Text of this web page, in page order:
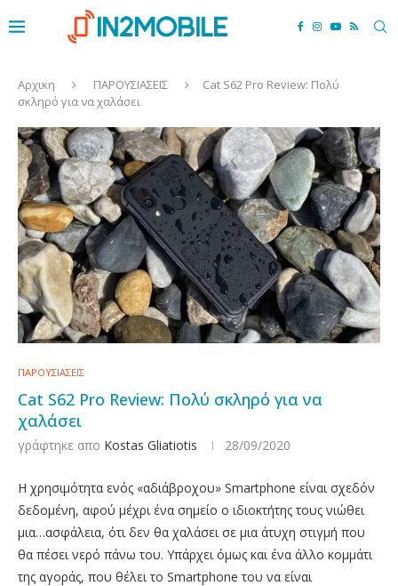
Αρχικη ΠΑΡΟΥΣΙΑΣΕΙΣ
Cat S62 Pro Review: Πολύ
σκληρό για να χαλάσει
ΠΑΡΟΥΣΙΑΣΕΙΣ
Cat S62 Pro Review: Πολύ σκληρό για να
χαλάσει
γράφτηκε απο Kostas Gliatiotis 28/09/2020
Η χρησιμότητα ενός «αδιάβροχου» Smartphone είναι σχεδόν
δεδομένη, αφού μέχρι ένα σημείο ο ιδιοκτήτης τους νιώθει
μια…ασφάλεια, ότι δεν θα χαλάσει σε μια άτυχη στιγμή που
θα πέσει νερό πάνω του. Υπάρχει όμως και ένα άλλο κομμάτι
της αγοράς, που θέλει το Smartphone του να είναι